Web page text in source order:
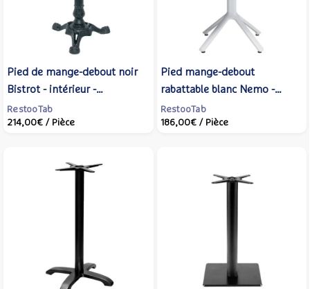
Pied de mange-debout noir
Bistrot - intérieur -
RestooTab
RestooTab
214,00€ / Pièce
Pied mange-debout
rabattable blanc Nemo -
extérieur - RestooTab
RestooTab
186,00€ / Pièce